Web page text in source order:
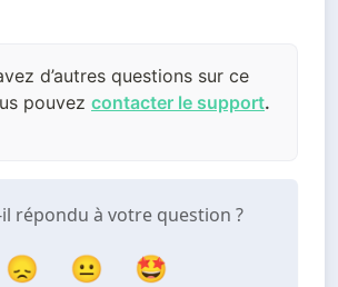
d’autres questions sur ce
pouvez contacter le support.
il répondu à votre question ?
😞 😐 🤩